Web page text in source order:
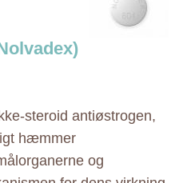
steroid antiøstrogen,
hæmmer
og